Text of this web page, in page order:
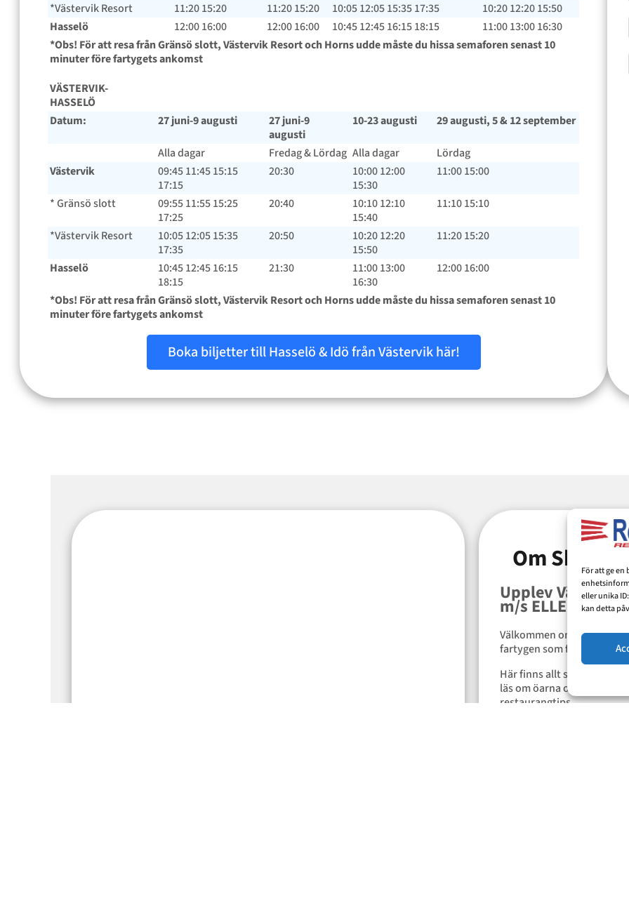
För att ge
eller unika
kan detta
*Västervik Resort
11:20 15:20 11:20 15:20 10:05 12:05 15:35 17:35
10:20 12:20 15:50
Hasselö
12:00 16:00 12:00 16:00 10:45 12:45 16:15 18:15
11:00 13:00 16:30
*Obs! För att resa från Gränsö slott, Västervik Resort och Horns udde måste du hissa semaforen senast 10
minuter före fartygets ankomst
VÄSTERVIK-
HASSELÖ
Datum:
27 juni-9 augusti
27 juni-9
augusti
10-23 augusti 29 augusti, 5 & 12 september
Alla dagar Fredag & Lördag Alla dagar
Lördag
Västervik
09:45 11:45 15:15
17:15
20:30
10:00 12:00
15:30
11:00 15:00
* Gränsö slott
09:55 11:55 15:25
17:25
20:40
10:10 12:10
15:40
11:10 15:10
*Västervik Resort
10:05 12:05 15:35
17:35
20:50
10:20 12:20
15:50
11:20 15:20
Hasselö
10:45 12:45 16:15
18:15
21:30
11:00 13:00
16:30
12:00 16:00
*Obs! För att resa från Gränsö slott, Västervik Resort och Horns udde måste du hissa semaforen senast 10
minuter före fartygets ankomst
Boka biljetter till Hasselö & Idö från Västervik här!
Om
Upplev
m/s ELLEN KEY
Välkommen ombord på m/s
fartygen som förbinder
Här finns allt samlat för
läs om öarna och få mer
restaurangtips.